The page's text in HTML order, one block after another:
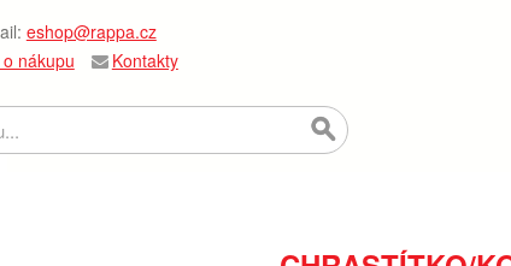
eshop@rappa.cz
nákupu Kontakty